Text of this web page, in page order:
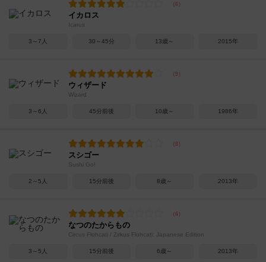
イカロス
Icarus
3～7人 30～45分 13歳～ 2015年
ウィザード
Wizard
3～6人 45分前後 10歳～ 1986年
スシゴー
Sushi Go!
2～5人 15分前後 8歳～ 2013年
なつのたからもの
Circus Flohcati / Zirkus Flohcati: Japanese Edition
3～5人 15分前後 6歳～ 2013年